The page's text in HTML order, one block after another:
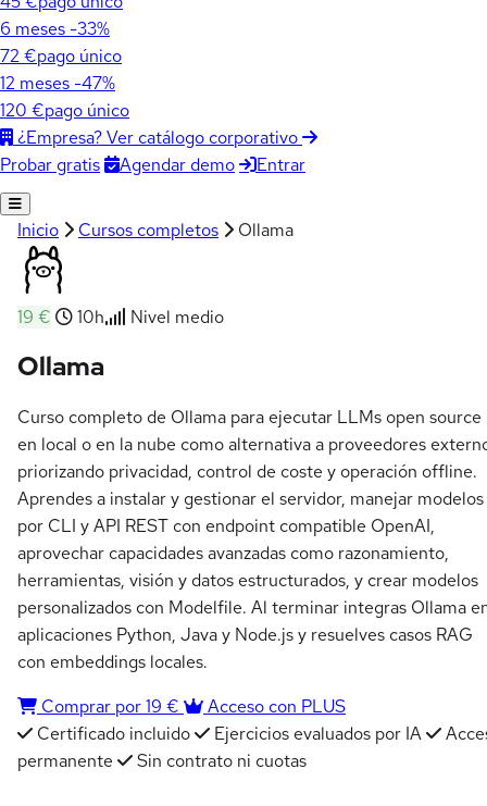
6 meses -33%
72 €pago único
12 meses -47%
120 €pago único
¿Empresa? Ver catálogo corporativo
Probar gratis
Agendar demo Entrar
Inicio Cursos completos Ollama
19 € 10h Nivel medio
Ollama
Curso completo de Ollama para ejecutar LLMs open source
en local o en la nube como alternativa a proveedores
priorizando privacidad, control de coste y operación offline.
Aprendes a instalar y gestionar el servidor, manejar modelos
por CLI y API REST con endpoint compatible OpenAI,
aprovechar capacidades avanzadas como razonamiento,
herramientas, visión y datos estructurados, y crear modelos
personalizados con Modelfile. Al terminar integras Ollama
aplicaciones Python, Java y Node.js y resuelves casos RAG
con embeddings locales.
Comprar por 19 €
Acceso con PLUS
Certificado incluido
Ejercicios evaluados por IA
permanente
Sin contrato ni cuotas